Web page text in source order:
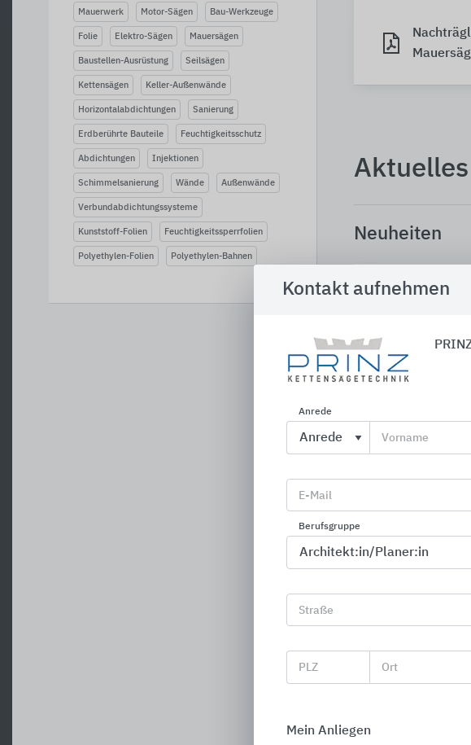
Mauerwerk Motor-Sägen Bau-Werkzeuge
Folie Elektro-Sägen Mauersägen
Baustellen-Ausrüstung Seilsägen
Kettensägen Keller-Außenwände
Horizontalabdichtungen Sanierung
Erdberührte Bauteile Feuchtigkeitsschutz
Abdichtungen Injektionen
Schimmelsanierung Wände Außenwände
Verbundabdichtungssysteme
Kunststoff-Folien Feuchtigkeitssperrfolien
Polyethylen-Folien Polyethylen-Bahnen
Neuheiten
Kontakt aufnehmen
Anrede
Vorname
E-Mail
Berufsgruppe
Straße
PLZ Ort
Mein Anliegen